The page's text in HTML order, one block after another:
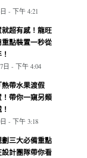
- 下午 4:21
超有感！龍旺
點裝置一秒從
日 - 下午 4:04
帶水果渡假
帶你一窺另類
- 下午 3:18
三大必備重點
計團隊帶你看